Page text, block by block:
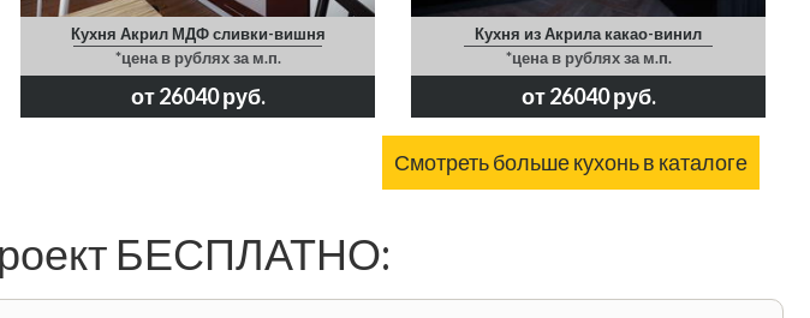
Кухня Акрил МДФ сливки-вишня
*цена в рублях за м.п.
от 26040 руб.
Кухня из Акрила какао-винил
*цена в рублях за м.п.
от 26040 руб.
Смотреть больше кухонь в каталоге
БЕСПЛАТНО: